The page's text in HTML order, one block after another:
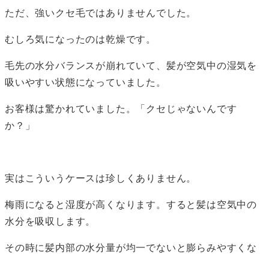
ただ、強いクセ毛ではありませんでした。
むしろ気になったのは乾燥です。
毛先の水分バランスが崩れていて、髪が空気中の湿気を
吸いやすい状態になっていました。
お客様は驚かれていました。「クセじゃないんです
か？」
実はこういうケースは珍しくありません。
梅雨になると湿度が高くなります。すると髪は空気中の
水分を吸収します。
その時に髪内部の水分量が均一でないと膨らみやすくな